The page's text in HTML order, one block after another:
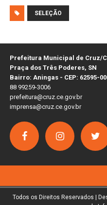
SELEÇÃO
Prefeitura Municipal de Cruz/
Praça dos Três Poderes, SN
Bairro: Aningas - CEP: 62595-
88 99259-3006
prefeitura@cruz.ce.gov.br
imprensa@cruz.ce.gov.br
Todos os Direitos Reservados |